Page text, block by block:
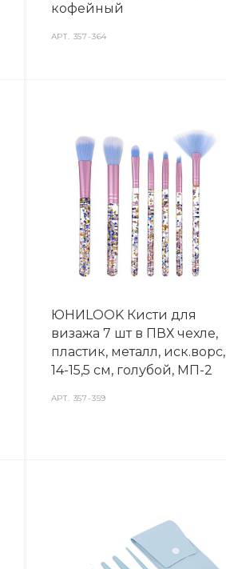
кофейный
АРТ. 357-364
ЮНИLOOK Кисти для
визажа 7 шт в ПВХ чехле,
пластик, металл, иск.ворс,
14-15,5 см, голубой, МП-2
АРТ. 357-359